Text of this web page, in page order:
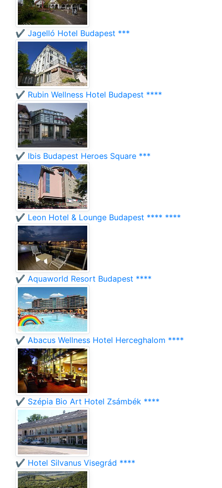
✔️ Jagelló Hotel Budapest ***
✔️ Rubin Wellness Hotel Budapest ****
✔️ Ibis Budapest Heroes Square ***
✔️ Leon Hotel & Lounge Budapest **** ****
✔️ Aquaworld Resort Budapest ****
✔️ Abacus Wellness Hotel Herceghalom ****
✔️ Szépia Bio Art Hotel Zsámbék ****
✔️ Hotel Silvanus Visegrád ****